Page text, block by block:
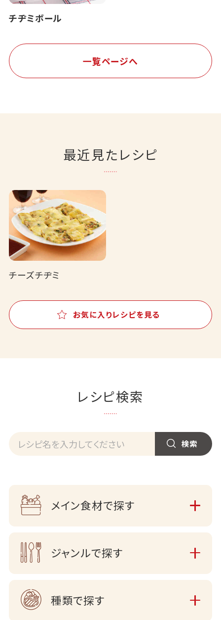
チヂミボール
一覧ページへ
最近見たレシピ
チーズチヂミ
お気に入りレシピを見る
レシピ検索
メイン食材で探す
ジャンルで探す
種類で探す